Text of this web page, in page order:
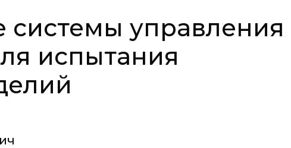
системы управления
испытания